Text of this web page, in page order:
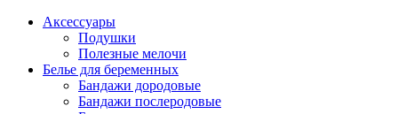
Аксессуары
Подушки
Полезные мелочи
Белье для беременных
Бандажи дородовые
Бандажи послеродовые